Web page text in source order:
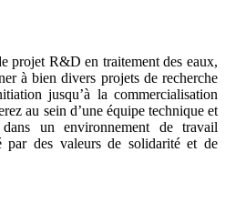
projet R&D en traitement des eaux,
à bien divers projets de recherche
jusqu’à la commercialisation
au sein d’une équipe technique et
dans un environnement de travail
par des valeurs de solidarité et de